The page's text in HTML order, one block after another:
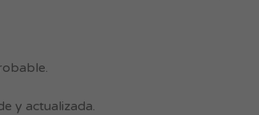
y actualizada.